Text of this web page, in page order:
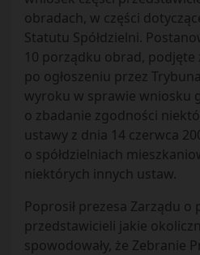
obradach, w części
Statutu Spółdzielni.
10 porządku obrad, podjęte
po ogłoszeniu przez
wyroku w sprawie wniosku
o zbadanie zgodności
ustawy z dnia 14 czerwca
o spółdzielniach
niektórych innych ustaw.
Poprosił prezesa Zarządu
przedstawicieli jakie
spowodowały, że Zebranie